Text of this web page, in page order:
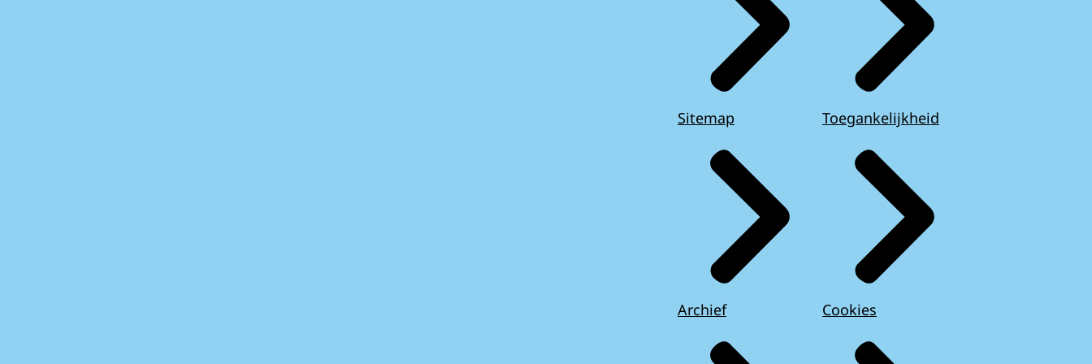
Sitemap
Archief
Toegankelijkheid
Cookies